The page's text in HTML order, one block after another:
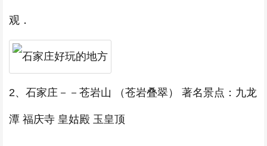
观．
2、石家庄－－苍岩山 （苍岩叠翠） 著名景点：九龙
潭 福庆寺 皇姑殿 玉皇顶